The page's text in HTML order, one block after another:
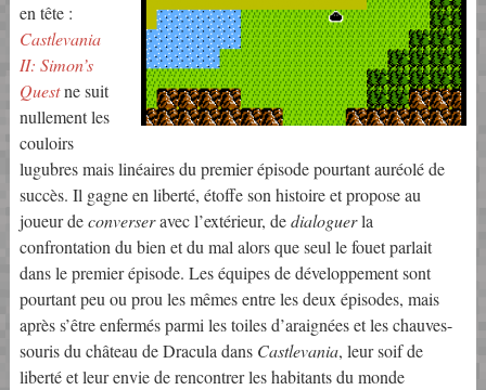
en tête :
Castlevania
II: Simon’s
Questne suit
nullement les
couloirs
lugubres mais linéaires du premier épisode pourtant auréolé de
succès. Il gagne en liberté, étoffe son histoire et propose au
joueur deconverseravec l’extérieur, dedialoguerla
confrontation du bien et du mal alors que seul le fouet parlait
dans le premier épisode. Les équipes de développement sont
pourtant peu ou prou les mêmes entre les deux épisodes, mais
après s’être enfermés parmi les toiles d’araignées et les chauves-
souris du château de Dracula dans Castlevania, leur soif de
liberté et leur envie de rencontrer les habitants du monde